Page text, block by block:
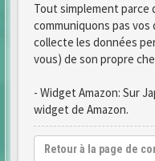
Tout simplement parce
communiquons pas
collecte les données
vous) de son propre
- Widget Amazon: Sur
widget de Amazon.
Retour à la page de